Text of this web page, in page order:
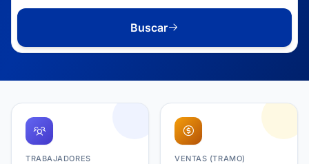
Buscar
TRABAJADORES VENTAS (TRAMO)